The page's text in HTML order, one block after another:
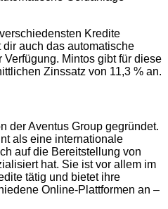
Kredite
auch das automatische
Verfügung. Mintos gibt für diese
Zinssatz von 11,3 % an.
der Aventus Group gegründet.
als eine internationale
auf die Bereitstellung von
hat. Sie ist vor allem im
tätig und bietet ihre
Online-Plattformen an –